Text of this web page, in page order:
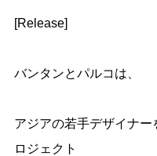
[Release]
バンタンとパルコは、
アジアの若手デザイナ
ロジェクト